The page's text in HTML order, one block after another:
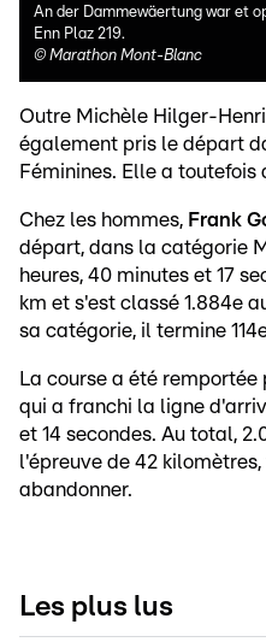
An der Dammewäertung war et
Enn Plaz 219.
© Marathon Mont-Blanc
Outre Michèle Hilger-
également pris le départ
Féminines. Elle a toutefois
Chez les hommes, Frank
départ, dans la catégorie
heures, 40 minutes et 17
km et s'est classé 1.884e
sa catégorie, il termine
La course a été remportée
qui a franchi la ligne
et 14 secondes. Au total,
l'épreuve de 42
abandonner.
Les plus lus